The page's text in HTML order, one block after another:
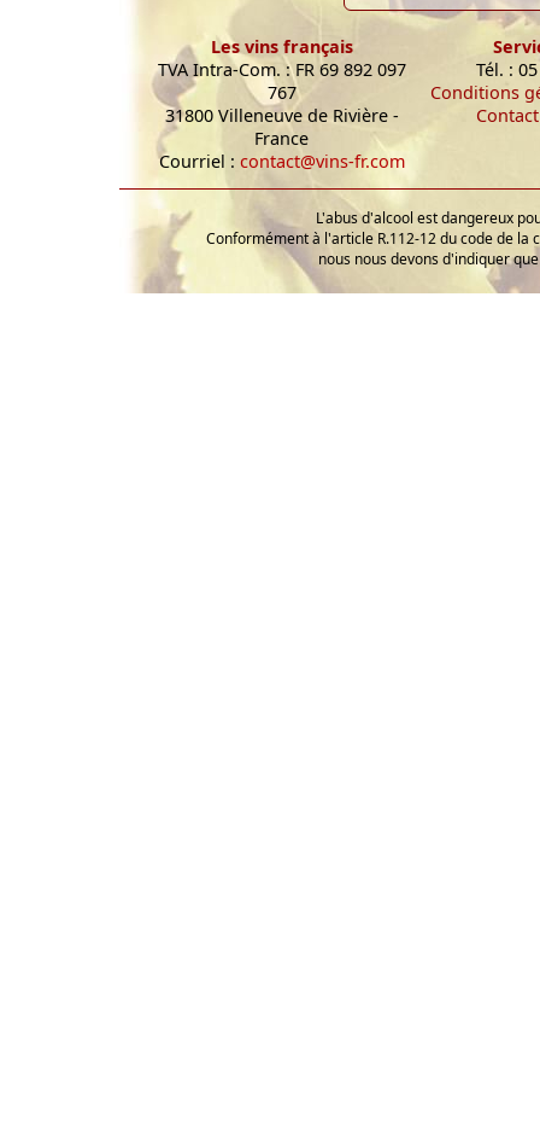
Les vins français
TVA Intra-Com. : FR 69 892 097
767
31800 Villeneuve de Rivière -
France
Courriel : contact@vins-fr.com
Tél. :
Conditions
Contact
L'abus d'alcool est dangereux
Conformément à l'article R.112-12 du code de la
nous nous devons d'indiquer